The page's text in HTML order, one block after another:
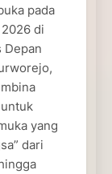
pada
di
Depan
yang
dari